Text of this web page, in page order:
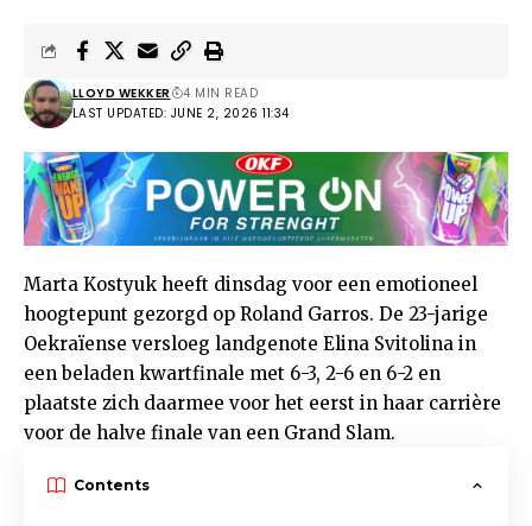
LAST UPDATED: JUNE 2, 2026 11:34
LLOYD WEKKER 4 MIN READ
Marta Kostyuk heeft dinsdag voor een emotioneel
hoogtepunt gezorgd op Roland Garros. De 23-jarige
Oekraïense versloeg landgenote Elina Svitolina in
een beladen kwartfinale met 6-3, 2-6 en 6-2 en
plaatste zich daarmee voor het eerst in haar carrière
voor de halve finale van een Grand Slam.
Contents